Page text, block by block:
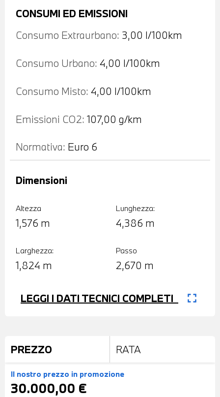
CONSUMI ED EMISSIONI
Consumo Extraurbano: 3,00 l/100km
Consumo Urbano: 4,00 l/100km
Consumo Misto: 4,00 l/100km
Emissioni CO2: 107,00 g/km
Normativa: Euro 6
Altezza
1,576 m
Lunghezza:
4,386 m
Dimensioni
Larghezza:
1,824 m
Passo
2,670 m
LEGGI I DATI TECNICI COMPLETI fullscreen
PREZZO RATA
Il nostro prezzo in promozione
30.000,00 €